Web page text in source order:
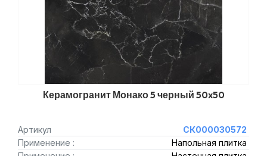
Керамогранит Монако 5 черный 50x50
Артикул
СК000030572
Применение :
Напольная плитка